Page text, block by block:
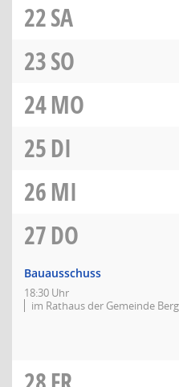
22SA
23SO
24MO
25DI
26MI
27DO
Bauausschuss
18:30 Uhr
im Rathaus der Gemeinde